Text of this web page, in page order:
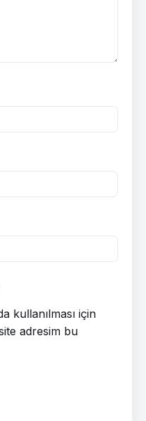
kullanılması için
adresim bu